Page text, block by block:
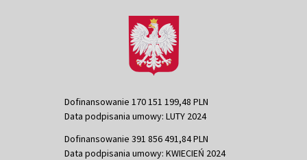
Dofinansowanie 170 151 199,48 PLN
Data podpisania umowy: LUTY 2024
Dofinansowanie 391 856 491,84 PLN
Data podpisania umowy: KWIECIEŃ 2024